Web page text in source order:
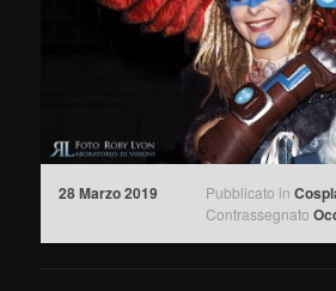
28 Marzo 2019 Pubblicato in
Contrassegnato